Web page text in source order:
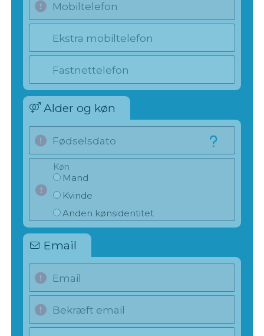
Mobiltelefon
Ekstra mobiltelefon
Fastnettelefon
Alder og køn
Fødselsdato
Køn
Mand
Kvinde
Anden kønsidentitet
Email
Email
Bekræft email